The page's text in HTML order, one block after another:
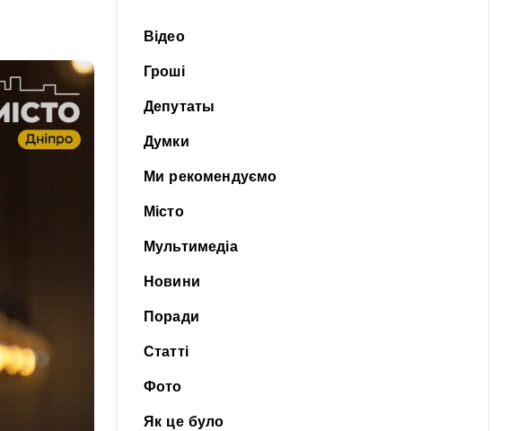
Відео
Гроші
Депутаты
Думки
Ми рекомендуємо
Місто
Мультимедіа
Новини
Поради
Статті
Фото
Як це було